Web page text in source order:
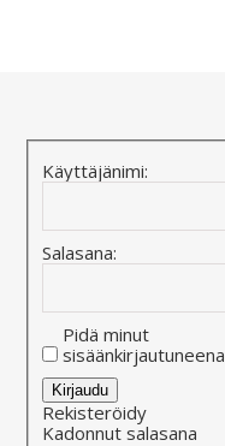
Käyttäjänimi:
Salasana:
Pidä minut
sisäänkirjautuneena
Alternative:
Kirjaudu
Rekisteröidy
Kadonnut salasana